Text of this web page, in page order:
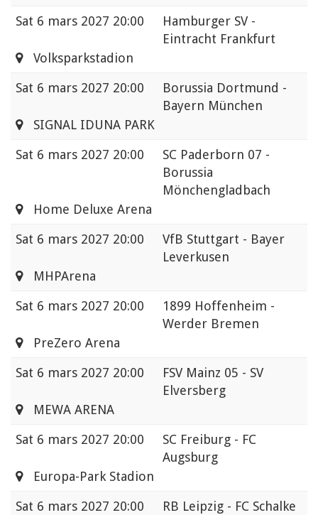
Sat 6 mars 2027 20:00
Hamburger SV -
Eintracht Frankfurt
Volksparkstadion
Sat 6 mars 2027 20:00
Borussia Dortmund -
Bayern München
SIGNAL IDUNA PARK
Sat 6 mars 2027 20:00
SC Paderborn 07 -
Borussia
Mönchengladbach
Home Deluxe Arena
Sat 6 mars 2027 20:00
VfB Stuttgart - Bayer
Leverkusen
MHPArena
Sat 6 mars 2027 20:00
1899 Hoffenheim -
Werder Bremen
PreZero Arena
Sat 6 mars 2027 20:00
FSV Mainz 05 - SV
Elversberg
MEWA ARENA
Sat 6 mars 2027 20:00
SC Freiburg - FC
Augsburg
Europa-Park Stadion
Sat 6 mars 2027 20:00
RB Leipzig - FC Schalke